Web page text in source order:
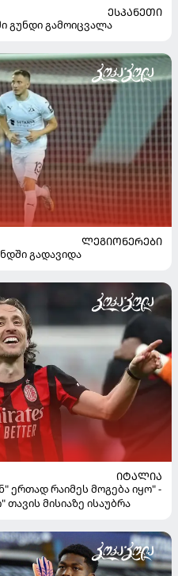
ᲔᲡᲞᲐᲜᲔᲗᲘ
გუნდი გამოიცვალა
ᲚᲔᲒᲘᲝᲜᲔᲠᲔᲑᲘ
გადავიდა
ᲘᲢᲐᲚᲘᲐ
ერთად რაიმეს მოგება იყო" -
მისიაზე ისაუბრა